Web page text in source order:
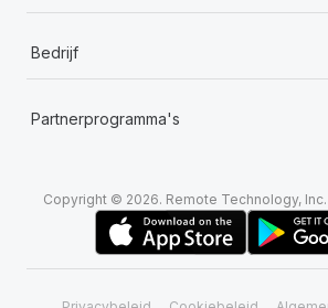
Bedrijf
Partnerprogramma's
Copyright © 2026. Remote Technology,